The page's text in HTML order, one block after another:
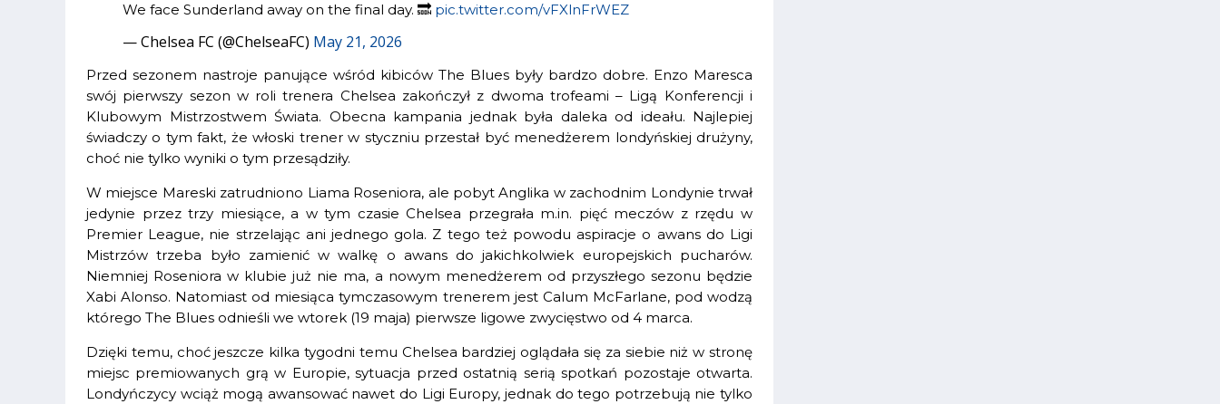
We face Sunderland away on the final day. 🔜 pic.twitter.com/vFXlnFrWEZ
— Chelsea FC (@ChelseaFC) May 21, 2026
Przed sezonem nastroje panujące wśród kibiców The Blues były bardzo dobre. Enzo Maresca
swój pierwszy sezon w roli trenera Chelsea zakończył z dwoma trofeami – Ligą Konferencji i
Klubowym Mistrzostwem Świata. Obecna kampania jednak była daleka od ideału. Najlepiej
świadczy o tym fakt, że włoski trener w styczniu przestał być menedżerem londyńskiej drużyny,
choć nie tylko wyniki o tym przesądziły.
W miejsce Mareski zatrudniono Liama Roseniora, ale pobyt Anglika w zachodnim Londynie trwał
jedynie przez trzy miesiące, a w tym czasie Chelsea przegrała m.in. pięć meczów z rzędu w
Premier League, nie strzelając ani jednego gola. Z tego też powodu aspiracje o awans do Ligi
Mistrzów trzeba było zamienić w walkę o awans do jakichkolwiek europejskich pucharów.
Niemniej Roseniora w klubie już nie ma, a nowym menedżerem od przyszłego sezonu będzie
Xabi Alonso. Natomiast od miesiąca tymczasowym trenerem jest Calum McFarlane, pod wodzą
którego The Blues odnieśli we wtorek (19 maja) pierwsze ligowe zwycięstwo od 4 marca.
Dzięki temu, choć jeszcze kilka tygodni temu Chelsea bardziej oglądała się za siebie niż w stronę
miejsc premiowanych grą w Europie, sytuacja przed ostatnią serią spotkań pozostaje otwarta.
Londyńczycy wciąż mogą awansować nawet do Ligi Europy, jednak do tego potrzebują nie tylko